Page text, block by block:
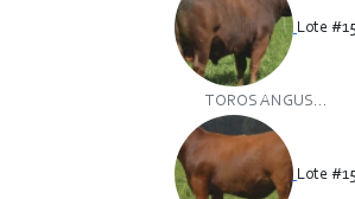
Lote
TOROS ANGUS...
Lote